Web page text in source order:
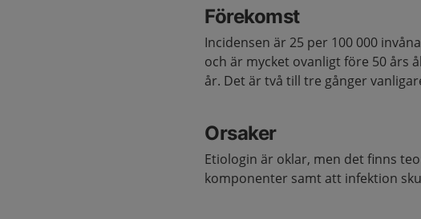
Förekomst
Incidensen är 25 per 100 000
och är mycket ovanligt före 50 års
år. Det är två till tre gånger
Orsaker
Etiologin är oklar, men det finns
komponenter samt att infektion